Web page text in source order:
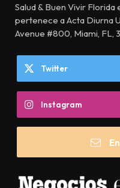
Salud & Buen Vivir Florida
pertenece a Acta Diurna
Avenue #800, Miami, FL,
Twitter
Instagram